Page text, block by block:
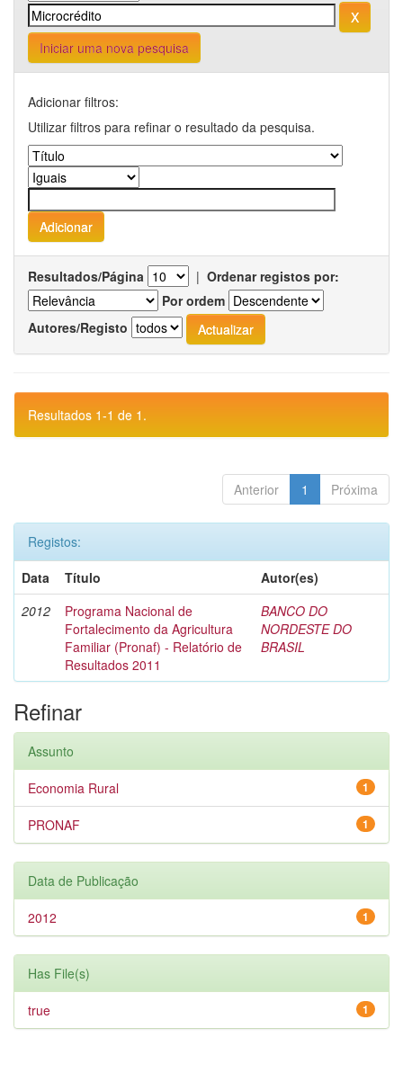
Iniciar uma nova pesquisa
Adicionar filtros:
Utilizar filtros para refinar o resultado da pesquisa.
Resultados/Página | Ordenar registos por:
Por ordem
Autores/Registo
Resultados 1-1 de 1.
Anterior 1 Próxima
Registos:
Data
Título
Autor(es)
2012
Programa Nacional de
Fortalecimento da Agricultura
Familiar (Pronaf) - Relatório de
Resultados 2011
BANCO DO
NORDESTE DO
BRASIL
Refinar
Assunto
1
Economia Rural
1
PRONAF
Data de Publicação
1
2012
Has File(s)
1
true